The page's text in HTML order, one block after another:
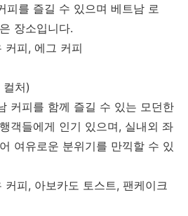
피를 즐길 수 있으며 베트남 로
장소입니다.
커피, 에그 커피
처)
커피를 함께 즐길 수 있는 모던한
객들에게 인기 있으며, 실내외 좌
여유로운 분위기를 만끽할 수 있
피, 아보카도 토스트, 팬케이크